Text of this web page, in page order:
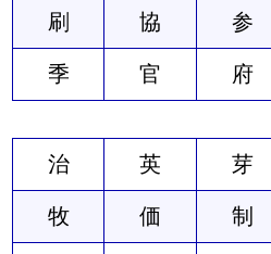
刷 協 参
季 官 府
治 英 芽
牧 価 制